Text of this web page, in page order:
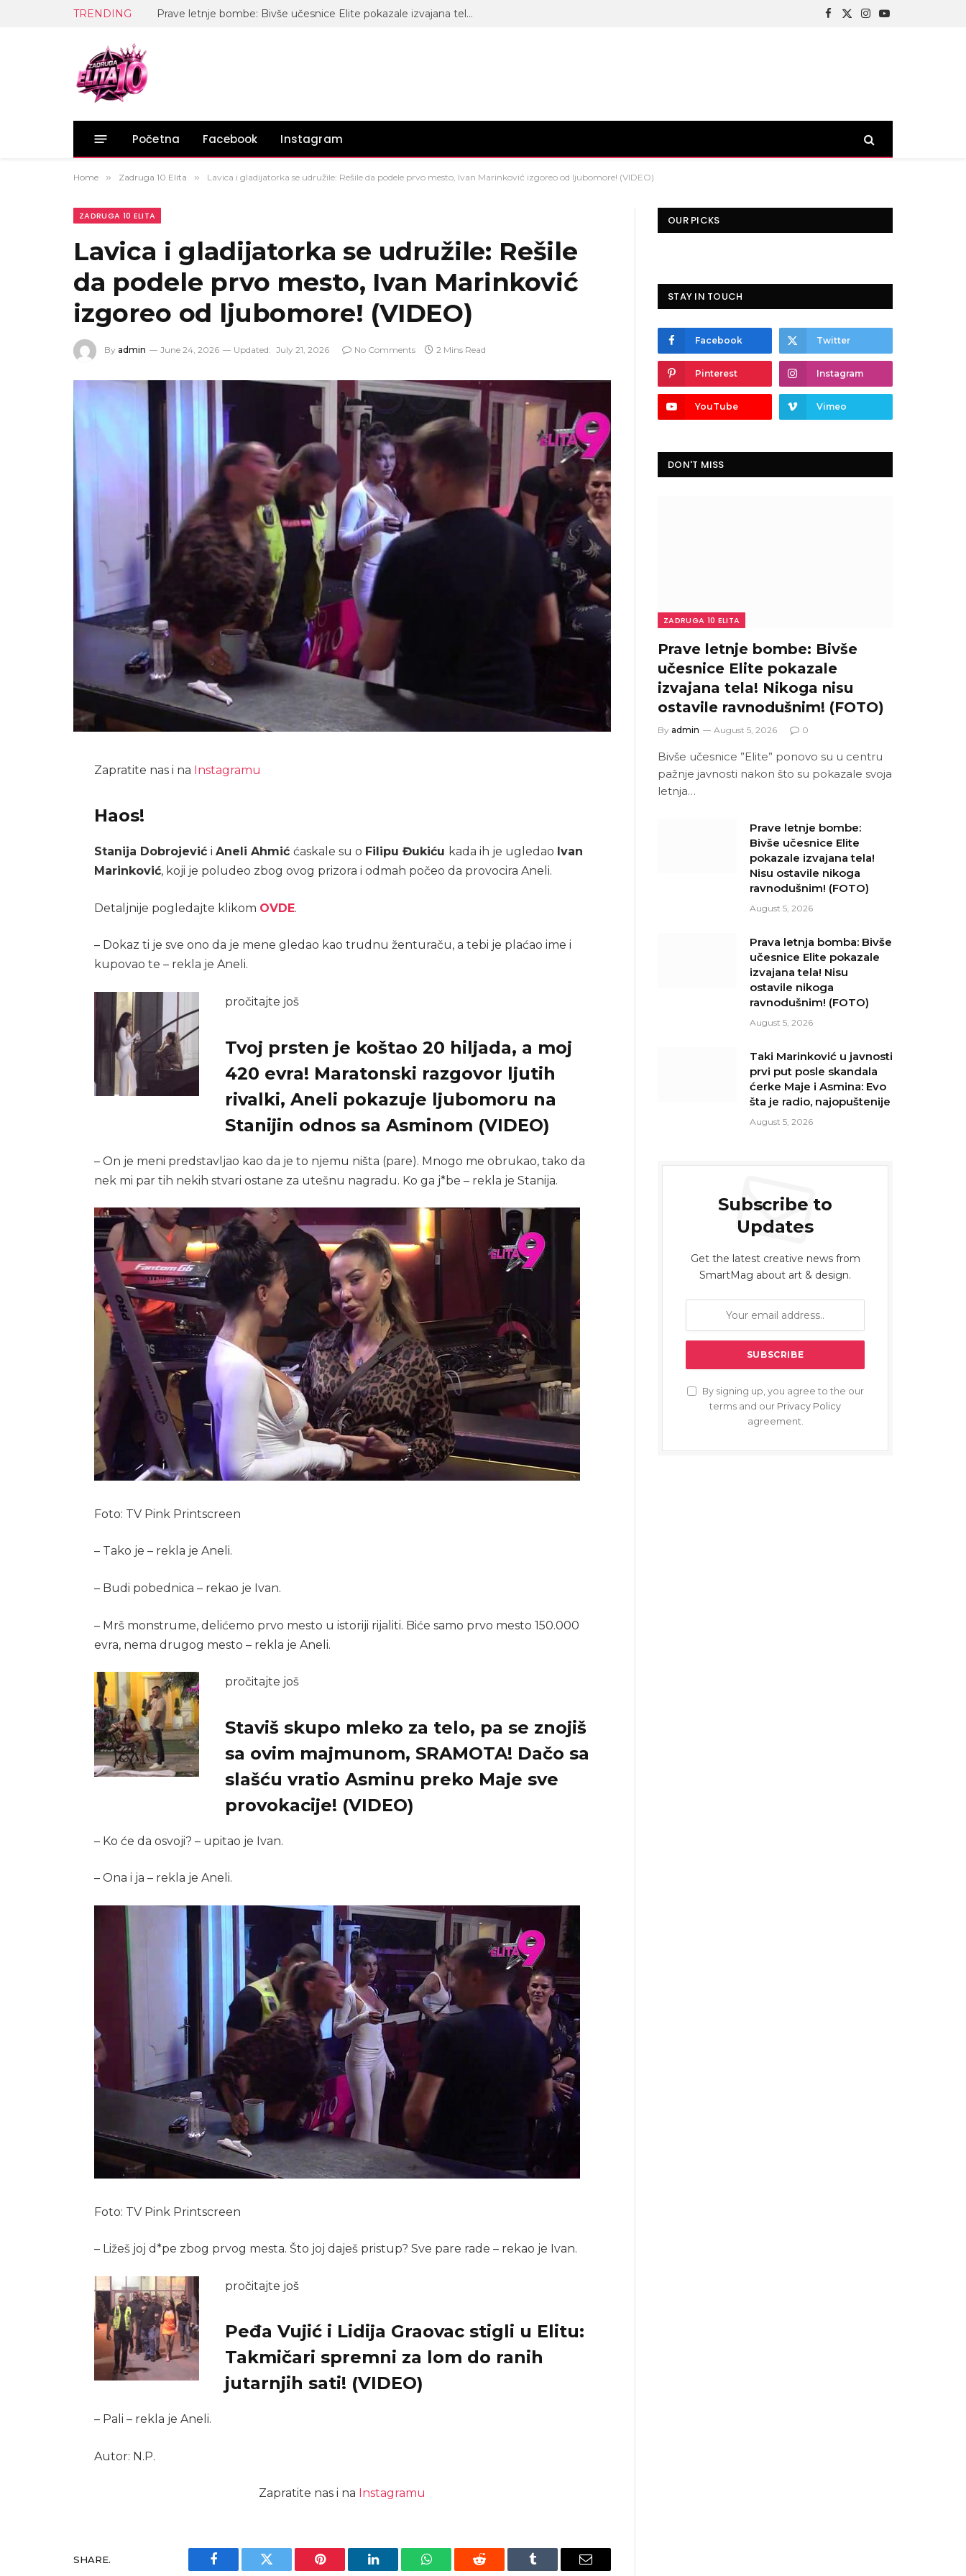
TRENDING Prave letnje bombe: Bivše učesnice Elite pokazale izvajana tela! Nikoga nisu ostavile ravnodušnim! (FOTO) Facebook
X
Instagram
YouTube
Početna Facebook Instagram
Home » Zadruga 10 Elita » Lavica i gladijatorka se udružile: Rešile da podele prvo mesto, Ivan Marinković izgoreo od ljubomore! (VIDEO)
ZADRUGA 10 ELITA
Lavica i gladijatorka se udružile: Rešile
da podele prvo mesto, Ivan Marinković
izgoreo od ljubomore! (VIDEO)
By admin June 24, 2026 Updated: July 21, 2026 No Comments 2 Mins Read
Zapratite nas i na Instagramu
Haos!
Stanija DobrojevićiAneli Ahmiććaskale su o Filipu Đukiću kada ih je ugledao Ivan
Marinković, koji je poludeo zbog ovog prizora i odmah počeo da provocira Aneli.
Detaljnije pogledajte klikom OVDE.
– Dokaz ti je sve ono da je mene gledao kao trudnu ženturaču, a tebi je plaćao ime i
kupovao te – rekla je Aneli.
pročitajte još
Tvoj prsten je koštao 20 hiljada, a moj
420 evra! Maratonski razgovor ljutih
rivalki, Aneli pokazuje ljubomoru na
Stanijin odnos sa Asminom (VIDEO)
– On je meni predstavljao kao da je to njemu ništa (pare). Mnogo me obrukao, tako da
nek mi par tih nekih stvari ostane za utešnu nagradu. Ko ga j*be – rekla je Stanija.
Foto: TV Pink Printscreen
– Tako je – rekla je Aneli.
– Budi pobednica – rekao je Ivan.
– Mrš monstrume, delićemo prvo mesto u istoriji rijaliti. Biće samo prvo mesto 150.000
evra, nema drugog mesto – rekla je Aneli.
pročitajte još
Staviš skupo mleko za telo, pa se znojiš
sa ovim majmunom, SRAMOTA! Dačo sa
slašću vratio Asminu preko Maje sve
provokacije! (VIDEO)
– Ko će da osvoji? – upitao je Ivan.
– Ona i ja – rekla je Aneli.
Foto: TV Pink Printscreen
– Ližeš joj d*pe zbog prvog mesta. Što joj daješ pristup? Sve pare rade – rekao je Ivan.
pročitajte još
Peđa Vujić i Lidija Graovac stigli u Elitu:
Takmičari spremni za lom do ranih
jutarnjih sati! (VIDEO)
– Pali – rekla je Aneli.
Autor: N.P.
Zapratite nas i na Instagramu
SHARE.
Facebook Twitter Pinterest LinkedIn WhatsAppReddit Tumblr Email
OUR PICKS
STAY IN TOUCH
Facebook Twitter
Pinterest Instagram
YouTube Vimeo
DON'T MISS
ZADRUGA 10 ELITA
Prave letnje bombe: Bivše
učesnice Elite pokazale
izvajana tela! Nikoga nisu
ostavile ravnodušnim! (FOTO)
By admin August 5, 2026 0
Bivše učesnice ”Elite” ponovo su u centru
pažnje javnosti nakon što su pokazale svoja
letnja…
Prave letnje bombe:
Bivše učesnice Elite
pokazale izvajana tela!
Nisu ostavile nikoga
ravnodušnim! (FOTO)
August 5, 2026
Prava letnja bomba: Bivše
učesnice Elite pokazale
izvajana tela! Nisu
ostavile nikoga
ravnodušnim! (FOTO)
August 5, 2026
Taki Marinković u javnosti
prvi put posle skandala
ćerke Maje i Asmina: Evo
šta je radio, najopuštenije
August 5, 2026
Subscribe to
Updates
Get the latest creative news from
SmartMag about art & design.
By signing up, you agree to the our
terms and our Privacy Policy
agreement.